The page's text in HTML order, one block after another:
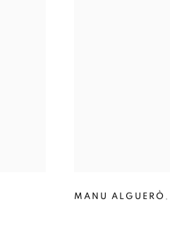
MANU ALGUERÒ